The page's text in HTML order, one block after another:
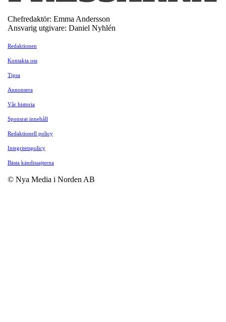
Chefredaktör: Emma Andersson
Ansvarig utgivare: Daniel Nyhlén
Redaktionen
Kontakta oss
Tipsa
Annonsera
Vår historia
Sponsrat innehåll
Redaktionell policy
Integritetspolicy
Bästa kändissajterna
© Nya Media i Norden AB